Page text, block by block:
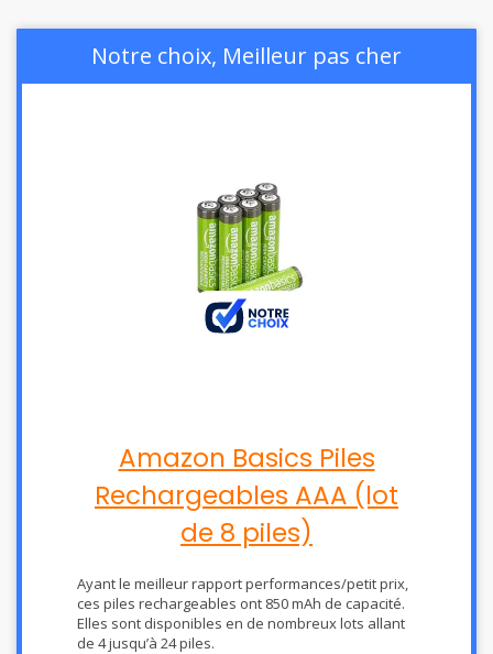
Notre choix, Meilleur pas cher
Amazon Basics Piles
Rechargeables AAA (lot
de 8 piles)
Ayant le meilleur rapport performances/petit prix,
ces piles rechargeables ont 850 mAh de capacité.
Elles sont disponibles en de nombreux lots allant
de 4 jusqu’à 24 piles.